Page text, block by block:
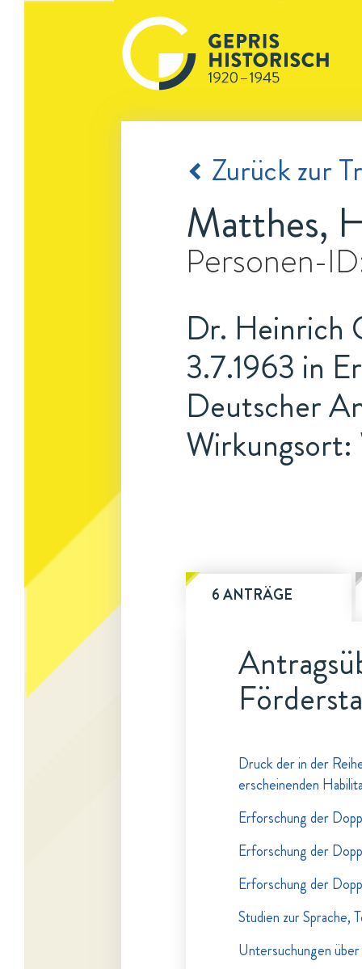
Zurück zur
Matthes,
Personen-
Dr. Heinrich
3.7.1963 in
Deutscher
Wirkungsort:
6 ANTRÄGE
Druck der in der
erscheinenden
Erforschung der
Erforschung der
Erforschung der
Studien zur Sprache,
Untersuchungen